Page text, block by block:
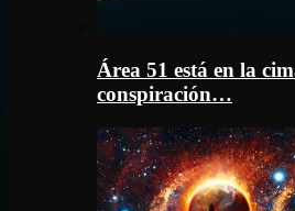
Área 51 está en la
conspiración…